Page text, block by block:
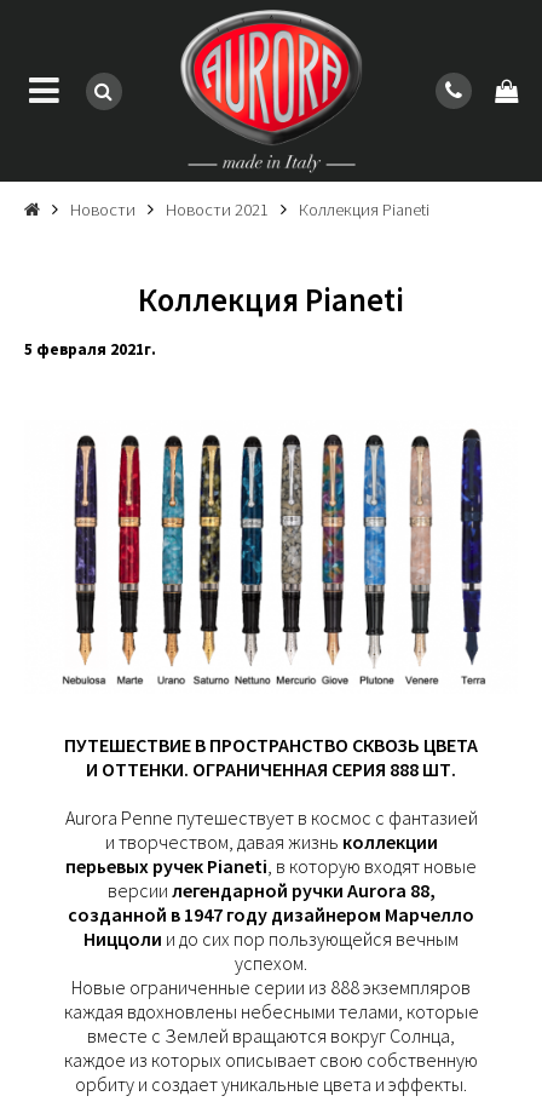
Новости Новости 2021 Коллекция Pianeti
Коллекция Pianeti
5 февраля 2021г.
ПУТЕШЕСТВИЕ В ПРОСТРАНСТВО СКВОЗЬ ЦВЕТА
И ОТТЕНКИ. ОГРАНИЧЕННАЯ СЕРИЯ 888 ШТ.
Aurora Penne путешествует в космос с фантазией
и творчеством, давая жизнь коллекции
перьевых ручек Pianeti, в которую входят новые
версии легендарной ручки Aurora 88,
созданной в 1947 году дизайнером Марчелло
Ниццоли и до сих пор пользующейся вечным
успехом.
Новые ограниченные серии из 888 экземпляров
каждая вдохновлены небесными телами, которые
вместе с Землей вращаются вокруг Солнца,
каждое из которых описывает свою собственную
орбиту и создает уникальные цвета и эффекты.